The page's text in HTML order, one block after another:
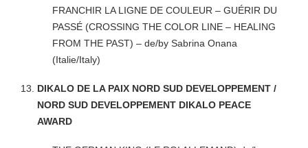
FRANCHIR LA LIGNE DE COULEUR – GUÉRIR DU
PASSÉ (CROSSING THE COLOR LINE – HEALING
FROM THE PAST) – de/by Sabrina Onana
(Italie/Italy)
DIKALO DE LA PAIX NORD SUD DEVELOPPEMENT /
NORD SUD DEVELOPPEMENT DIKALO PEACE
AWARD